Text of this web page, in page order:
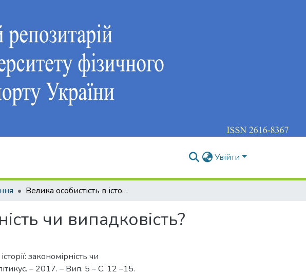
Увійти
Велика особистість в історії: закономірність чи випадковість?
чи випадковість?
закономірність чи
– 2017. – Вип. 5 – С. 12 –15.